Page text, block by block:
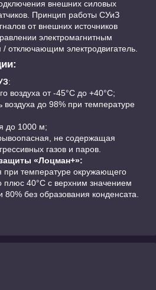
внешних силовых
Принцип работы СУиЗ
от внешних источников
электромагнитным
отключающим электродвигатель.
:
воздуха от -45°С до +40°С;
воздуха до 98% при температуре
до 1000 м;
не содержащая
газов и паров.
«Лоцман+»:
при температуре окружающего
плюс 40°С с верхним значением
80% без образования конденсата.